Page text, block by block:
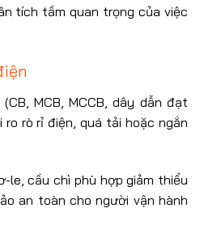
tích tầm quan trọng của việc
MCB, MCCB, dây dẫn đạt
ro rò rỉ điện, quá tải hoặc ngắn
le, cầu chì phù hợp giảm thiểu
an toàn cho người vận hành